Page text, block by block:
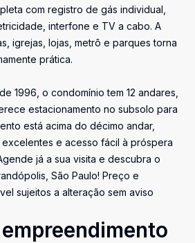
com registro de gás individual,
interfone e TV a cabo. A
igrejas, lojas, metrô e parques torna
prática.
1996, o condomínio tem 12 andares,
estacionamento no subsolo para
está acima do décimo andar,
e acesso fácil à próspera
já a sua visita e descubra o
São Paulo! Preço e
sujeitos a alteração sem aviso